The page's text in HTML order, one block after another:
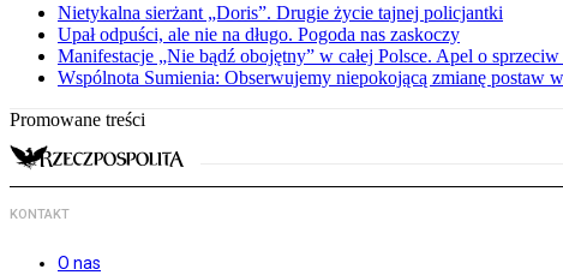
Nietykalna sierżant „Doris”. Drugie życie tajnej policjantki
Upał odpuści, ale nie na długo. Pogoda nas zaskoczy
Manifestacje „Nie bądź obojętny” w całej Polsce. Apel o
Wspólnota Sumienia: Obserwujemy niepokojącą zmianę postaw
Promowane treści
KONTAKT
O nas